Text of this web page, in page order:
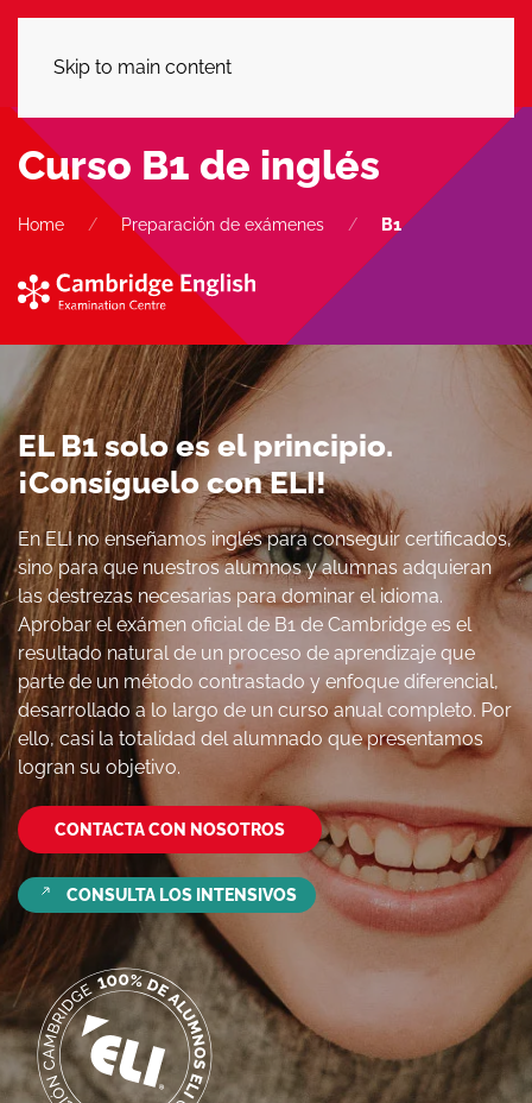
Skip to main content
Curso B1 de inglés
Home Preparación de exámenes B1
EL B1 solo es el principio.
¡Consíguelo con ELI!
En ELI no enseñamos inglés para conseguir certificados,
sino para que nuestros alumnos y alumnas adquieran
las destrezas necesarias para dominar el idioma.
Aprobar el exámen oficial de B1 de Cambridge es el
resultado natural de un proceso de aprendizaje que
parte de un método contrastado y enfoque diferencial,
desarrollado a lo largo de un curso anual completo. Por
ello, casi la totalidad del alumnado que presentamos
logran su objetivo.
CONTACTA CON NOSOTROS
CONSULTA LOS INTENSIVOS